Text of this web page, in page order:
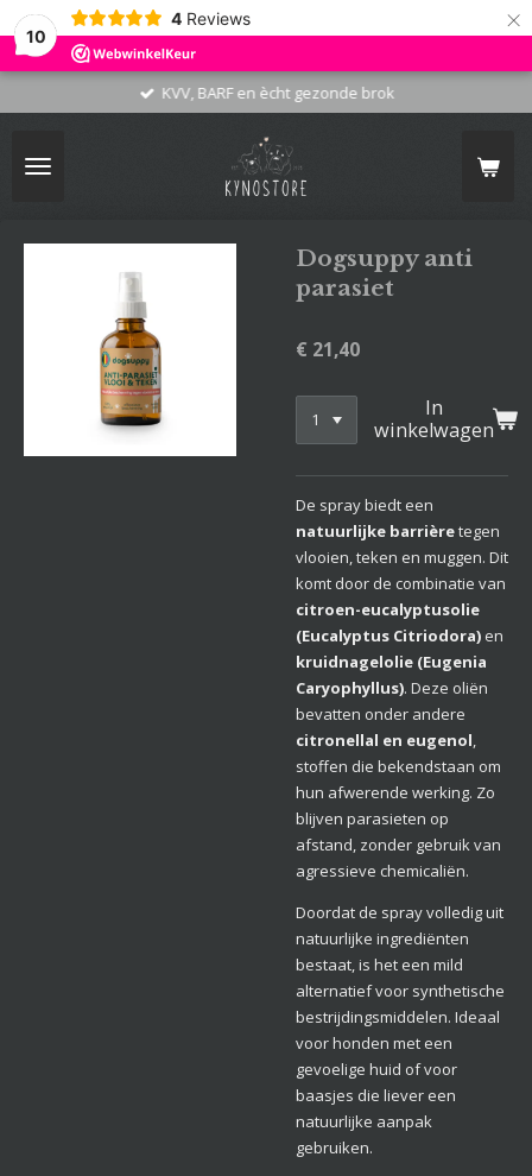
10
4 Reviews ×
KVV, BARF en ècht gezonde brok
Dogsuppy anti
parasiet
€ 21,40
In
winkelwagen
De spray biedt een
natuurlijke barrièretegen
vlooien, teken en muggen. Dit
komt door de combinatie van
citroen-eucalyptusolie
(Eucalyptus Citriodora) en
kruidnagelolie (Eugenia
Caryophyllus). Deze oliën
bevatten onder andere
citronellal en eugenol,
stoffen die bekendstaan om
hun afwerende werking. Zo
blijven parasieten op
afstand, zonder gebruik van
agressieve chemicaliën.
Doordat de spray volledig uit
natuurlijke ingrediënten
bestaat, is het een mild
alternatief voor synthetische
bestrijdingsmiddelen. Ideaal
voor honden met een
gevoelige huid of voor
baasjes die liever een
natuurlijke aanpak
gebruiken.